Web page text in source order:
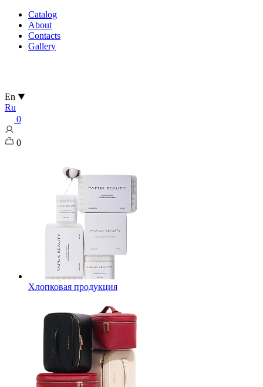
Catalog
About
Contacts
Gallery
En
Ru
0
0
Хлопковая продукция